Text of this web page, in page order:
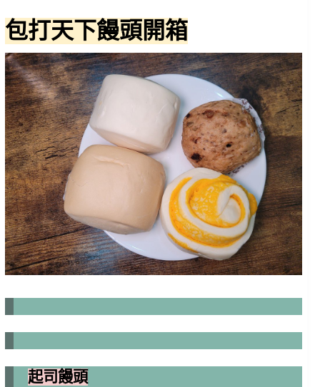
包打天下饅頭開箱
起司饅頭